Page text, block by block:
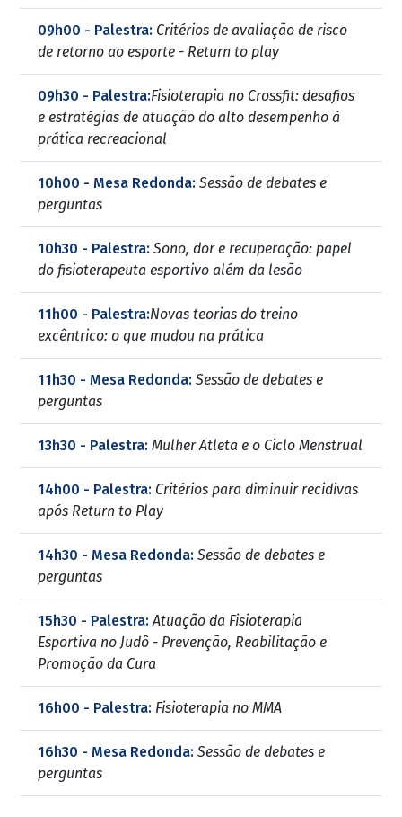
09h00 - Palestra: Critérios de avaliação de risco
de retorno ao esporte - Return to play
09h30 - Palestra:Fisioterapia no Crossfit: desafios
e estratégias de atuação do alto desempenho à
prática recreacional
10h00 - Mesa Redonda:Sessão de debates e
perguntas
10h30 - Palestra:Sono, dor e recuperação: papel
do fisioterapeuta esportivo além da lesão
11h00 - Palestra:Novas teorias do treino
excêntrico: o que mudou na prática
11h30 - Mesa Redonda:Sessão de debates e
perguntas
13h30 - Palestra:Mulher Atleta e o Ciclo Menstrual
14h00 - Palestra: Critérios para diminuir recidivas
após Return to Play
14h30 - Mesa Redonda:Sessão de debates e
perguntas
15h30 - Palestra:Atuação da Fisioterapia
Esportiva no Judô - Prevenção, Reabilitação e
Promoção da Cura
16h00 - Palestra: Fisioterapia no MMA
16h30 - Mesa Redonda:Sessão de debates e
perguntas